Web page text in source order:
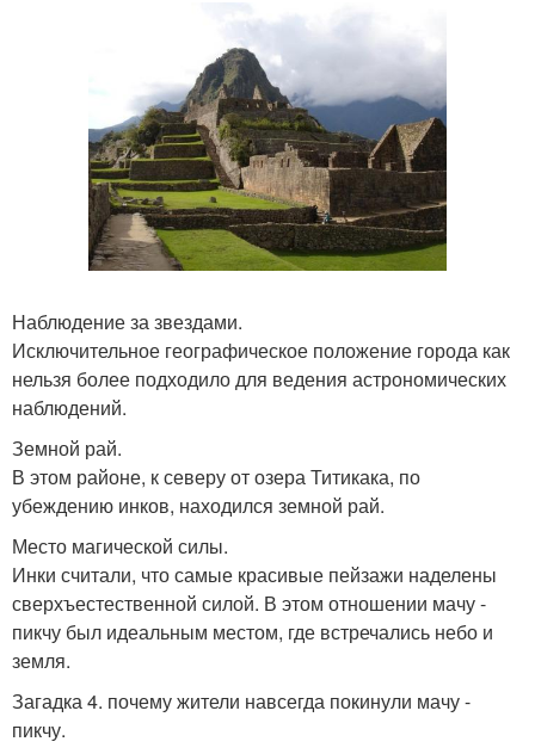
Наблюдение за звездами.
Исключительное географическое положение города как
нельзя более подходило для ведения астрономических
наблюдений.
Земной рай.
В этом районе, к северу от озера Титикака, по
убеждению инков, находился земной рай.
Место магической силы.
Инки считали, что самые красивые пейзажи наделены
сверхъестественной силой. В этом отношении мачу -
пикчу был идеальным местом, где встречались небо и
земля.
Загадка 4. почему жители навсегда покинули мачу -
пикчу.